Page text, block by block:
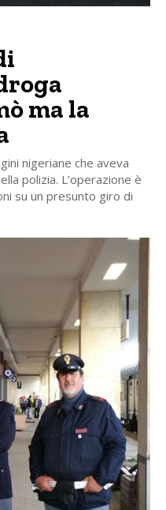
ma la
nigeriane che aveva
polizia. L’operazione è
su un presunto giro di